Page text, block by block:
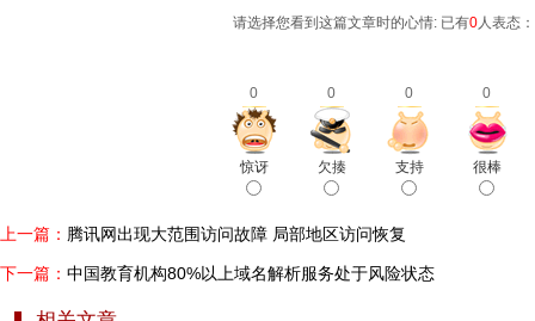
请选择您看到这篇文章时的心情: 已有0人表态：
0 0 0 0
惊讶 欠揍 支持 很棒
上一篇： 腾讯网出现大范围访问故障 局部地区访问恢复
下一篇： 中国教育机构80%以上域名解析服务处于风险状态